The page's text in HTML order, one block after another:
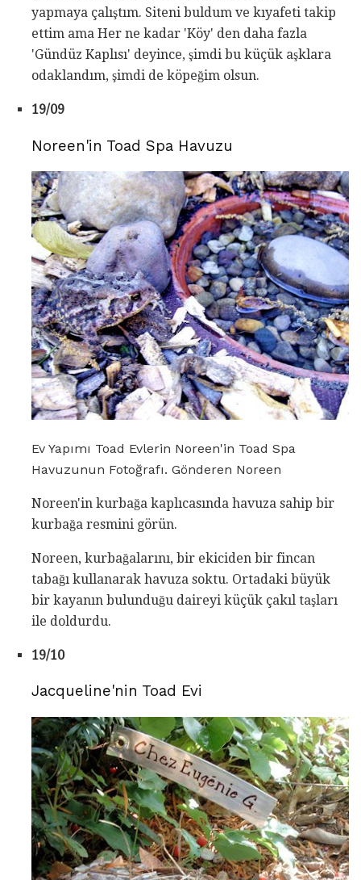
yapmaya çalıştım. Siteni buldum ve kıyafeti takip
ettim ama Her ne kadar 'Köy' den daha fazla
'Gündüz Kaplısı' deyince, şimdi bu küçük aşklara
odaklandım, şimdi de köpeğim olsun.
19/09
Noreen'in Toad Spa Havuzu
Ev Yapımı Toad Evlerin Noreen'in Toad Spa
Havuzunun Fotoğrafı. Gönderen Noreen
Noreen'in kurbağa kaplıcasında havuza sahip bir
kurbağa resmini görün.
Noreen, kurbağalarını, bir ekiciden bir fincan
tabağı kullanarak havuza soktu. Ortadaki büyük
bir kayanın bulunduğu daireyi küçük çakıl taşları
ile doldurdu.
19/10
Jacqueline'nin Toad Evi